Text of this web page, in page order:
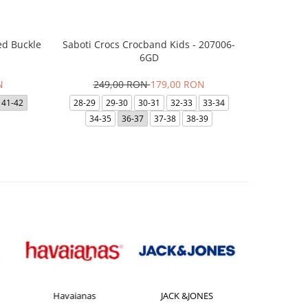
Buckle
41-42
Saboti Crocs Crocband Kids - 207006-
6GD
249,00 RON179,00 RON
28-29 29-30 30-31 32-33
33-34
34-35
36-37 37-38 38-39
Havaianas JACK &JONES